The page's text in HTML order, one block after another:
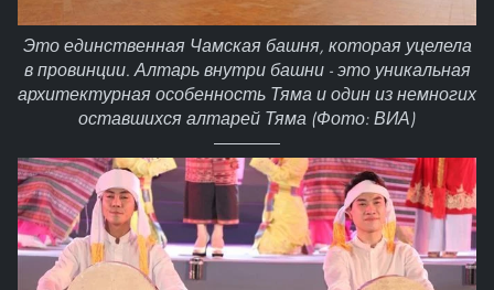
Это единственная Чамская башня, которая уцелела
в провинции. Алтарь внутри башни - это уникальная
архитектурная особенность Тяма и один из немногих
оставшихся алтарей Тяма (Фото: ВИА)